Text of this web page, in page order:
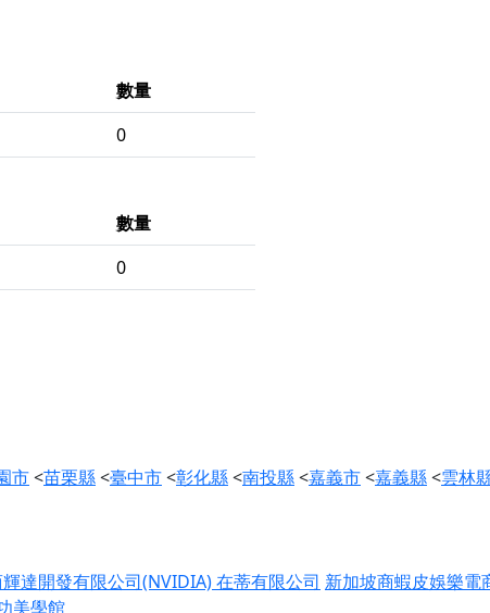
數量
0
數量
0
市<苗栗縣<臺中市<彰化縣<南投縣<嘉義市<嘉義縣<雲林
達開發有限公司(NVIDIA)在蒂有限公司 新加坡商蝦皮娛樂電
美學館